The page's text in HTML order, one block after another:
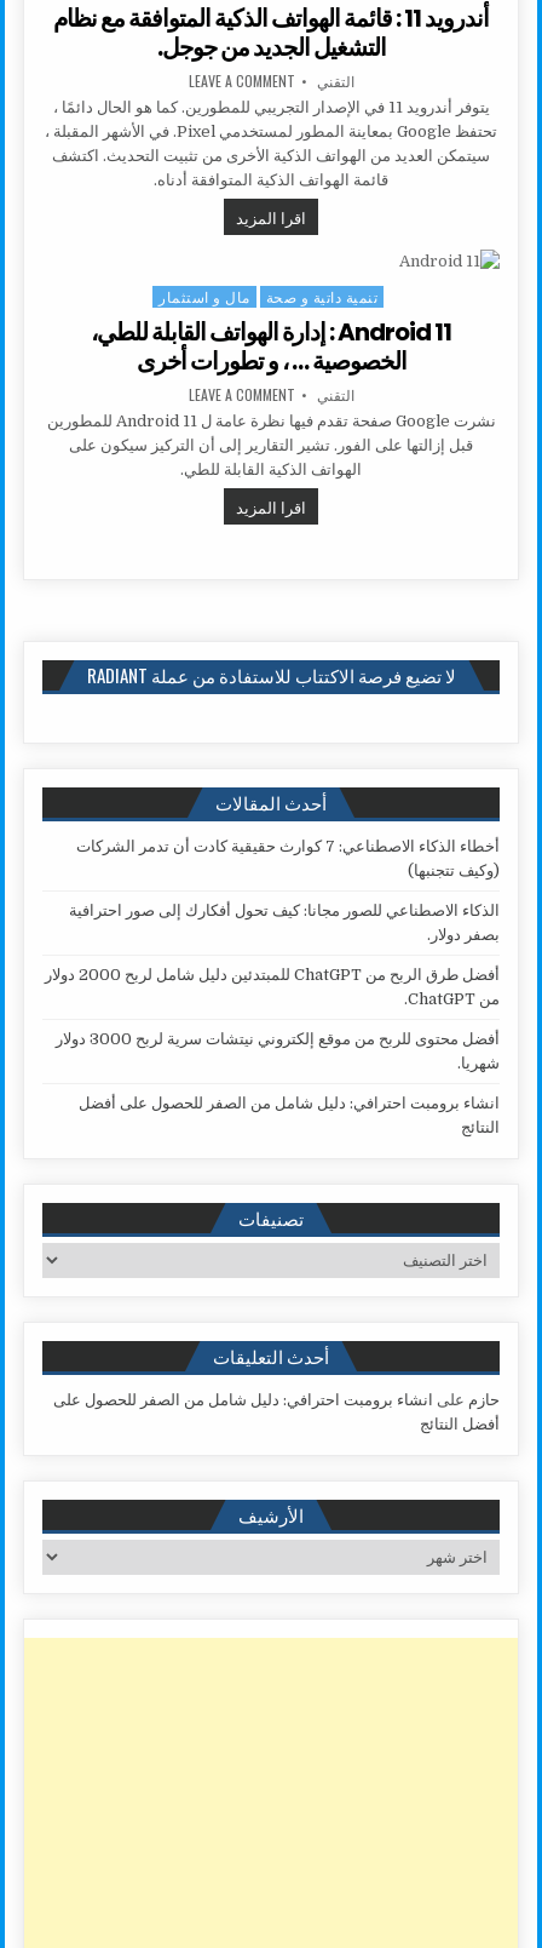
أندرويد 11 : قائمة الهواتف الذكية المتوافقة مع نظام
التشغيل الجديد من جوجل.
AUTHOR:
التقني LEAVE A COMMENTON أندرويد 11 : قائمة الهواتف الذكية المتوافقة مع نظام التشغيل الجديد من جوجل.
يتوفر أندرويد 11 في الإصدار التجريبي للمطورين. كما هو الحال دائمًا ،
تحتفظ Google بمعاينة المطور لمستخدمي Pixel. في الأشهر المقبلة ،
سيتمكن العديد من الهواتف الذكية الأخرى من تثبيت التحديث. اكتشف
قائمة الهواتف الذكية المتوافقة أدناه.
اقرا المزيد
Posted in
تنمية داتية و صحة مال و استثمار
Android 11 : إدارة الهواتف القابلة للطي،
الخصوصية … ، و تطورات أخرى
AUTHOR:
التقني LEAVE A COMMENTON ANDROID 11 : إدارة الهواتف القابلة للطي، الخصوصية … ، و تطورات أخرى
نشرت Google صفحة تقدم فيها نظرة عامة ل Android 11 للمطورين
قبل إزالتها على الفور. تشير التقارير إلى أن التركيز سيكون على
الهواتف الذكية القابلة للطي.
اقرا المزيد
لا تضيع فرصة الاكتتاب للاستفادة من عملة RADIANT
أحدث المقالات
أخطاء الذكاء الاصطناعي: 7 كوارث حقيقية كادت أن تدمر الشركات
(وكيف تتجنبها)
الذكاء الاصطناعي للصور مجانا: كيف تحول أفكارك إلى صور احترافية
بصفر دولار.
أفضل طرق الربح من ChatGPT للمبتدئين دليل شامل لربح 2000 دولار
من ChatGPT.
أفضل محتوى للربح من موقع إلكتروني نيتشات سرية لربح 3000 دولار
شهريا.
انشاء برومبت احترافي: دليل شامل من الصفر للحصول على أفضل
النتائج
تصنيفات
تصنيفات
أحدث التعليقات
حازم على انشاء برومبت احترافي: دليل شامل من الصفر للحصول على
أفضل النتائج
الأرشيف
الأرشيف